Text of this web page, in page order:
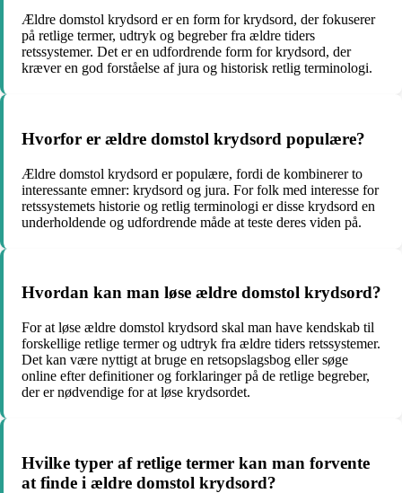
Ældre domstol krydsord er en form for krydsord, der fokuserer
på retlige termer, udtryk og begreber fra ældre tiders
retssystemer. Det er en udfordrende form for krydsord, der
kræver en god forståelse af jura og historisk retlig terminologi.
Hvorfor er ældre domstol krydsord populære?
Ældre domstol krydsord er populære, fordi de kombinerer to
interessante emner: krydsord og jura. For folk med interesse for
retssystemets historie og retlig terminologi er disse krydsord en
underholdende og udfordrende måde at teste deres viden på.
Hvordan kan man løse ældre domstol krydsord?
For at løse ældre domstol krydsord skal man have kendskab til
forskellige retlige termer og udtryk fra ældre tiders retssystemer.
Det kan være nyttigt at bruge en retsopslagsbog eller søge
online efter definitioner og forklaringer på de retlige begreber,
der er nødvendige for at løse krydsordet.
Hvilke typer af retlige termer kan man forvente
at finde i ældre domstol krydsord?